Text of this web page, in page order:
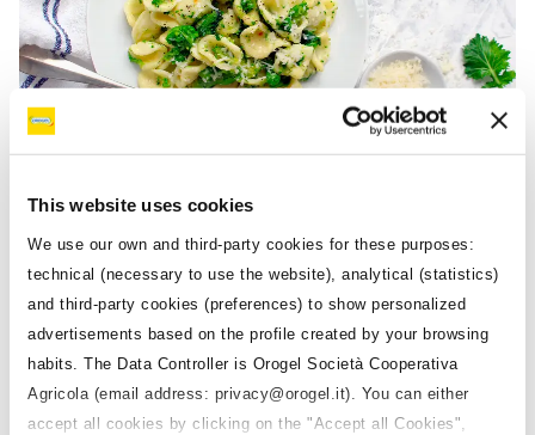
This website uses cookies
We use our own and third-party cookies for these purposes:
technical (necessary to use the website), analytical (statistics)
and third-party cookies (preferences) to show personalized
advertisements based on the profile created by your browsing
habits. The Data Controller is Orogel Società Cooperativa
Agricola (email address: privacy@orogel.it). You can either
accept all cookies by clicking on the "Accept all Cookies",
Alimenti e Proprietà
Cime di rapa: proprietà vincenti di
una piccola “farmacia naturale”